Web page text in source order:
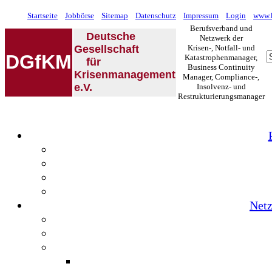
Startseite Jobbörse Sitemap Datenschutz Impressum Login
DGfKM
Deutsche
Gesellschaft
für
Krisenmanagement
e.V.
Berufsverband und
Netzwerk der
Krisen-, Notfall- und
Katastrophenmanager,
Business Continuity
Manager, Compliance-,
Insolvenz- und
Restrukturierungsmanager